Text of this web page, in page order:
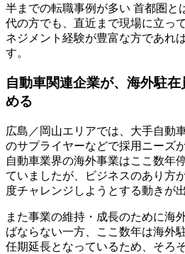
半までの転職事例が多い 首都圏と
代の方でも、直近まで現場に立っ
ネジメント経験が豊富な方であれ
す。
自動車関連企業が、海外駐
める
広島／岡山エリアでは、大手自動
のサプライヤーなどで採用ニーズ
自動車業界の海外事業はここ数年
ていましたが、ビジネスのあり方
度チャレンジしようとする動きが
また事業の維持・成長のために海
ばならない一方、ここ数年は海外
任期延長となっているため、そろ